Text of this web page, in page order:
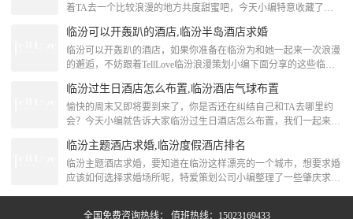
酒店地处涧桥南街中段路西，毗邻大槐树、广胜寺、苏三监狱等旅
着TA去一个比较浪漫的地方共度甜蜜吧，今天小编特意收藏了关
间收费吗壶口观景楼大酒店必读酒店距离黄河壶口瀑布国家地质公
园有0.4公里。酒店距离中市景区4.9公里。贴士酒店周边有停车
场，自驾游也很方便。酒店的红烧黄河鲤鱼很美味，值得一试。
临汾可以开轰趴的酒店,临汾半岛酒店求婚
临汾可以开轰趴的酒店，如果你准备在临汾为和她一起来一次浪漫
的邂逅，不妨跟着TellLove临汾浪漫策划小编下面分享的这些临汾
店求婚襄汾红土地商务会馆襄汾红土地商务会馆位于南大街北侧，
与三跨桥桥头毗邻，交通十分便利。本店提供24小时热水淋浴、空
调、电视、电话和宽带上网，让您在旅途中感受到“家”的温馨和舒
临汾过生日酒店怎么布置,临汾酒店气球布置
愉快的周末又即将要到来了，你是否还在纠结自己和TA去哪里约
会？今天小编就告诉大家临汾过生日酒店怎么布置，我们一起来看
酷旅馆色彩文化，是一家以色彩为核心，由北、上、广、深着名设
计师精心设计的色彩缤纷时尚酒店，建筑设计融汇国际顶尖酒店设
计理念，充分体现现代人文需求，是“您的专属色彩空间”地理位置
临汾主题酒店求婚,临汾度假酒店排名
临汾主题酒店求婚，要知道在临汾这样漂亮的一个城市，想要求婚
应该如何选择求婚场所呢，特爱策划公司小编整理了一些肇庆求婚
全国免费咨询热线： 值班热线：15023169433